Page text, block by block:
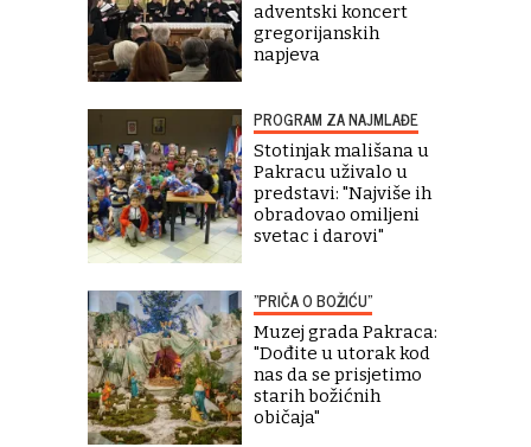
adventski koncert
gregorijanskih
napjeva
PROGRAM ZA NAJMLAĐE
Stotinjak mališana u
Pakracu uživalo u
predstavi: "Najviše ih
obradovao omiljeni
svetac i darovi"
"PRIČA O BOŽIĆU"
Muzej grada Pakraca:
"Dođite u utorak kod
nas da se prisjetimo
starih božićnih
običaja"